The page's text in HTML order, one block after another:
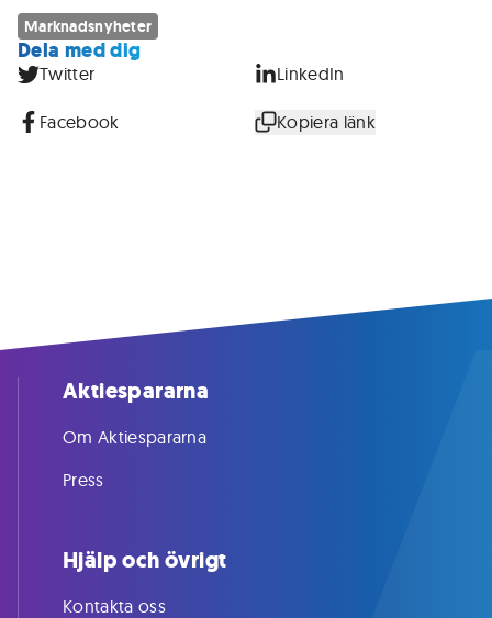
Marknadsnyheter
Dela med dig
Twitter LinkedIn
Facebook Kopiera länk
Aktiespararna
Om Aktiespararna
Press
Hjälp och övrigt
Kontakta oss